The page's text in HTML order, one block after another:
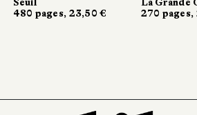
270 pages, 20 €
424
270 pages, 20 €
424